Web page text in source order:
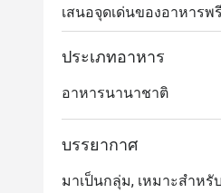
เสนอจุดเด่นของอาหาร
ใคร แนะนำให้สั่งทาปาส
เลือกใช้เฉพาะเนื้อส่วนหั
ประเภทอาหาร
อาหารนานาชาติ
บรรยากาศ
มาเป็นกลุ่ม, เหมาะสำหรั